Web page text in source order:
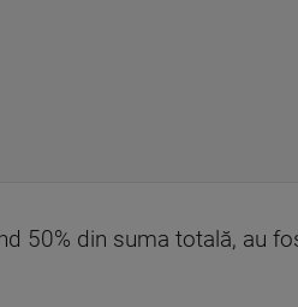
50% din suma totală, au